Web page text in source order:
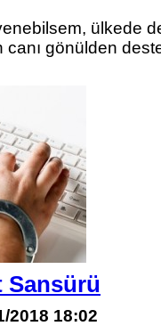
ülkede
canı gönülden
Sansürü
2018 18:02